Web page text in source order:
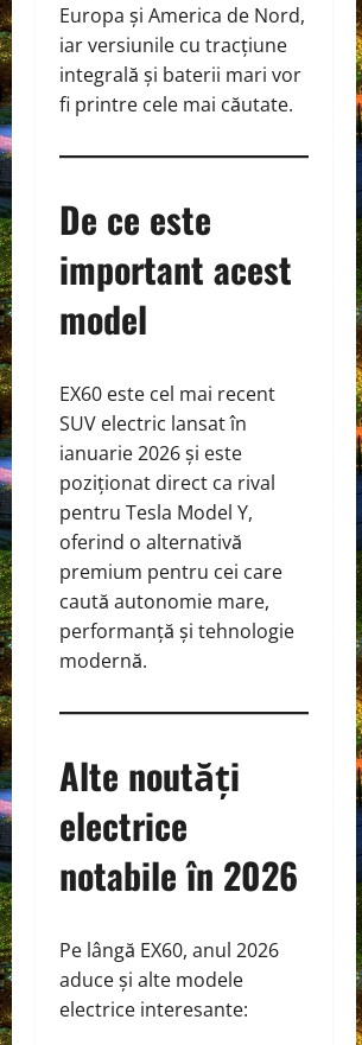
Europa și America de Nord,
iar versiunile cu tracțiune
integrală și baterii mari vor
fi printre cele mai căutate.
De ce este
important acest
model
EX60 este cel mai recent
SUV electric lansat în
ianuarie 2026 și este
poziționat direct ca rival
pentru Tesla Model Y,
oferind o alternativă
premium pentru cei care
caută autonomie mare,
performanță și tehnologie
modernă.
Alte noutăți
electrice
notabile în 2026
Pe lângă EX60, anul 2026
aduce și alte modele
electrice interesante: